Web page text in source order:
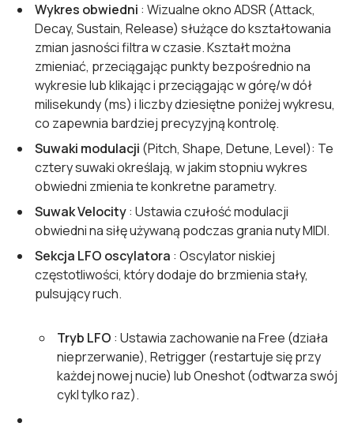
Wykres obwiedni : Wizualne okno ADSR (Attack,
Decay, Sustain, Release) służące do kształtowania
zmian jasności filtra w czasie. Kształt można
zmieniać, przeciągając punkty bezpośrednio na
wykresie lub klikając i przeciągając w górę/w dół
milisekundy (ms) i liczby dziesiętne poniżej wykresu,
co zapewnia bardziej precyzyjną kontrolę.
Suwaki modulacji (Pitch, Shape, Detune, Level): Te
cztery suwaki określają, w jakim stopniu wykres
obwiedni zmienia te konkretne parametry.
Suwak Velocity: Ustawia czułość modulacji
obwiedni na siłę używaną podczas grania nuty MIDI.
Sekcja LFO oscylatora : Oscylator niskiej
częstotliwości, który dodaje do brzmienia stały,
pulsujący ruch.
Tryb LFO : Ustawia zachowanie na Free (działa
nieprzerwanie), Retrigger (restartuje się przy
każdej nowej nucie) lub Oneshot (odtwarza swój
cykl tylko raz).